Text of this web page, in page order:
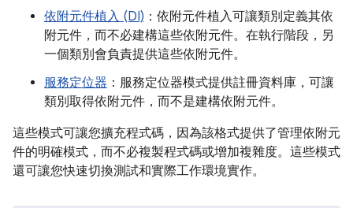
依附元件植入 (DI) ：依附元件植入可讓類別定義其依
附元件，而不必建構這些依附元件。在執行階段，另
一個類別會負責提供這些依附元件。
服務定位器 ：服務定位器模式提供註冊資料庫，可讓
類別取得依附元件，而不是建構依附元件。
這些模式可讓您擴充程式碼，因為該格式提供了管理依附元
件的明確模式，而不必複製程式碼或增加複雜度。這些模式
還可讓您快速切換測試和實際工作環境實作。